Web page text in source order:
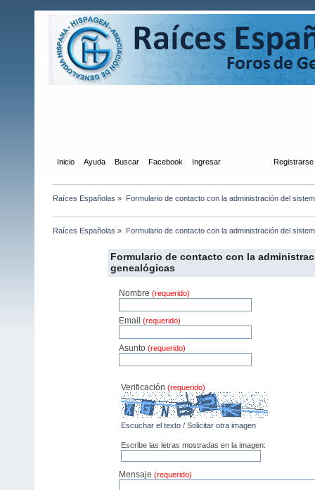
Inicio Ayuda Buscar Facebook Ingresar Registrarse
Raíces Españolas » Formulario de contacto con la administración del
Raíces Españolas » Formulario de contacto con la administración del
Formulario de contacto con la
genealógicas
Nombre(requerido)
Email(requerido)
Asunto(requerido)
Verificación(requerido)
Escuchar el texto /Solicitar otra imagen
Escribe las letras mostradas en la imagen:
Mensaje(requerido)